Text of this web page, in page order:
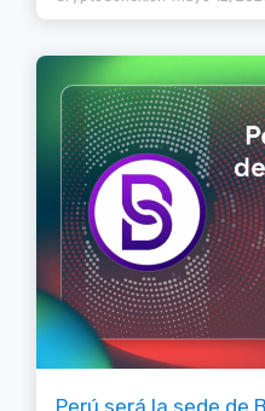
Perú será la sede de